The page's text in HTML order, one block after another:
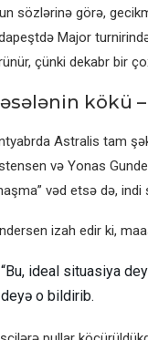
sözlərinə görə,
Major
çünki dekabr bir
kökü
Astralis tam
və Yonas
vəd etsə də, indi
izah edir ki,
“Bu, ideal situasiya
deyə o bildirib.